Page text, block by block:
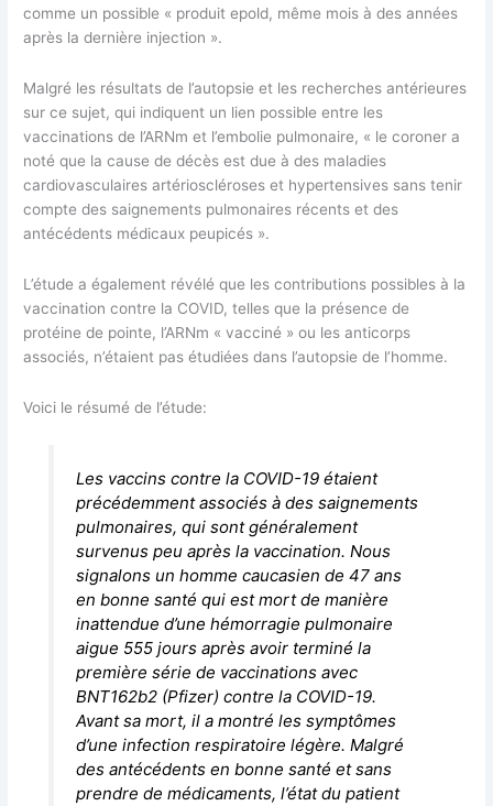
comme un possible « produit epold, même mois à des années
après la dernière injection ».
Malgré les résultats de l’autopsie et les recherches antérieures
sur ce sujet, qui indiquent un lien possible entre les
vaccinations de l’ARNm et l’embolie pulmonaire, « le coroner a
noté que la cause de décès est due à des maladies
cardiovasculaires artérioscléroses et hypertensives sans tenir
compte des saignements pulmonaires récents et des
antécédents médicaux peupicés ».
L’étude a également révélé que les contributions possibles à la
vaccination contre la COVID, telles que la présence de
protéine de pointe, l’ARNm « vacciné » ou les anticorps
associés, n’étaient pas étudiées dans l’autopsie de l’homme.
Voici le résumé de l’étude:
Les vaccins contre la COVID-19 étaient
précédemment associés à des saignements
pulmonaires, qui sont généralement
survenus peu après la vaccination. Nous
signalons un homme caucasien de 47 ans
en bonne santé qui est mort de manière
inattendue d’une hémorragie pulmonaire
aigue 555 jours après avoir terminé la
première série de vaccinations avec
BNT162b2 (Pfizer) contre la COVID-19.
Avant sa mort, il a montré les symptômes
d’une infection respiratoire légère. Malgré
des antécédents en bonne santé et sans
prendre de médicaments, l’état du patient